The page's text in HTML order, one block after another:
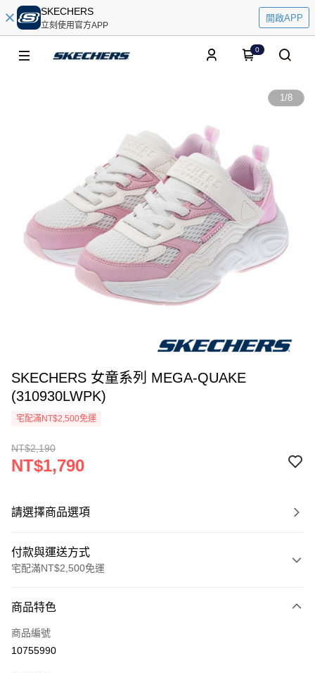
SKECHERS
立刻使用官方APP
開啟APP
0
1/8
SKECHERS 女童系列 MEGA-QUAKE
(310930LWPK)
宅配滿NT$2,500免運
NT$2,190
NT$1,790
請選擇商品選項
付款與運送方式
宅配滿NT$2,500免運
信用卡一次付款
LINE Pay
商品特色
商品編號
10755990